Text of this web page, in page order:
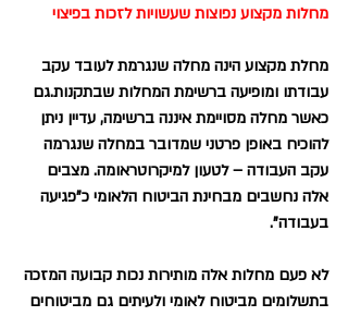
מחלות מקצוע נפוצות שעשויות לזכות בפיצוי
מחלת מקצוע הינה מחלה שנגרמת לעובד עקב
עבודתו ומופיעה ברשימת המחלות שבתקנות.גם
כאשר מחלה מסויימת איננה ברשימה, עדיין ניתן
להוכיח באופן פרטני שמדובר במחלה שנגרמה
עקב העבודה – לטעון למיקרוטראומה. מצבים
אלה נחשבים מבחינת הביטוח הלאומי כ"פגיעה
בעבודה".
לא פעם מחלות אלה מותירות נכות קבועה המזכה
בתשלומים מביטוח לאומי ולעיתים גם מביטוחים